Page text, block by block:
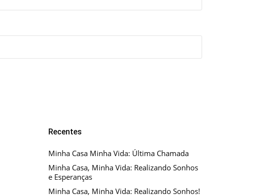
Recentes
Minha Casa Minha Vida: Última Chamada
Minha Casa, Minha Vida: Realizando Sonhos
e Esperanças
Minha Casa, Minha Vida: Realizando Sonhos!